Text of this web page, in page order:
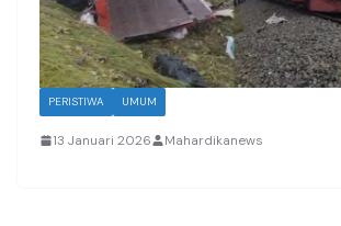
PERISTIWA UMUM
13 Januari 2026 Mahardikanews